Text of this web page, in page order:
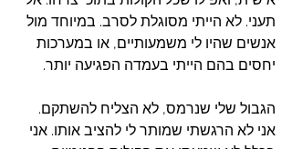
תעני. לא הייתי מסוגלת לסרב. במיוחד מול
אנשים שהיו לי משמעותיים, או במערכות
יחסים בהם הייתי בעמדה הפגיעה יותר.
הגבול שלי שנרמס, לא הצליח להשתקם.
אני לא הרגשתי שמותר לי להציב אותו. אני